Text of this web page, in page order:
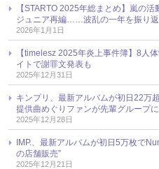
【STARTO 2025年総まとめ】嵐の活
ジュニア再編……波乱の一年を振り
2026年1月1日
【timelesz 2025年炎上事件簿】8
イトで謝罪文発表も
2025年12月31日
キンプリ、最新アルバムが初日22
提供曲めぐりファンが先輩グループ
2025年12月28日
IMP.、最新アルバムが初日5万枚で
の店舗販売”
2025年12月21日